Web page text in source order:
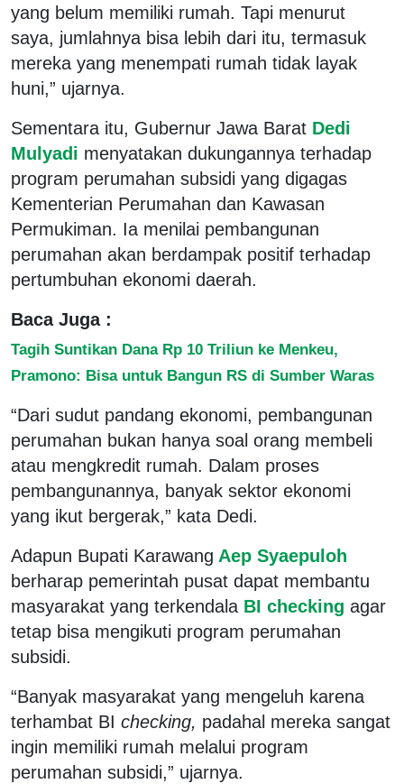
yang belum memiliki rumah. Tapi menurut
saya, jumlahnya bisa lebih dari itu, termasuk
mereka yang menempati rumah tidak layak
huni,” ujarnya.
Sementara itu, Gubernur Jawa Barat Dedi
Mulyadi menyatakan dukungannya terhadap
program perumahan subsidi yang digagas
Kementerian Perumahan dan Kawasan
Permukiman. Ia menilai pembangunan
perumahan akan berdampak positif terhadap
pertumbuhan ekonomi daerah.
Baca Juga :
Tagih Suntikan Dana Rp 10 Triliun ke Menkeu,
Pramono: Bisa untuk Bangun RS di Sumber Waras
“Dari sudut pandang ekonomi, pembangunan
perumahan bukan hanya soal orang membeli
atau mengkredit rumah. Dalam proses
pembangunannya, banyak sektor ekonomi
yang ikut bergerak,” kata Dedi.
Adapun Bupati Karawang Aep Syaepuloh
berharap pemerintah pusat dapat membantu
masyarakat yang terkendala BI checking agar
tetap bisa mengikuti program perumahan
subsidi.
“Banyak masyarakat yang mengeluh karena
terhambat BI checking, padahal mereka sangat
ingin memiliki rumah melalui program
perumahan subsidi,” ujarnya.